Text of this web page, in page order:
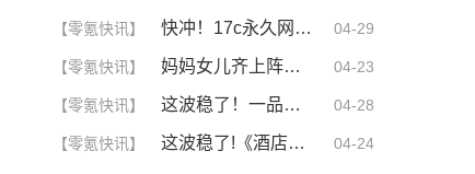
【零氪快讯】 快冲！17c永久网名你不可不知的3大秘诀！| 成为网名大神的终极指南 04-29
【零氪快讯】 妈妈女儿齐上阵！这5大策略让你们关系更亲密，感情升温不可挡！ 04-23
【零氪快讯】 这波稳了！一品国精和二品国精的文化意义深度解析！谁懂啊 04-28
【零氪快讯】 这波稳了!《酒店激战》1-5集免费观看中文版，网友疯狂推荐！ 04-24